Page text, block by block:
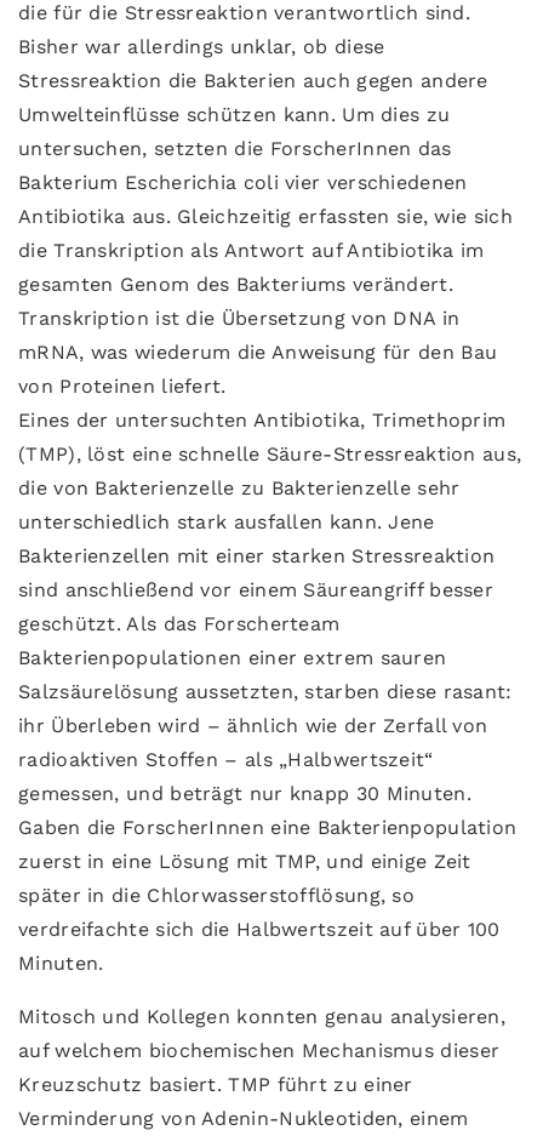
die für die Stressreaktion verantwortlich sind.
Bisher war allerdings unklar, ob diese
Stressreaktion die Bakterien auch gegen andere
Umwelteinflüsse schützen kann. Um dies zu
untersuchen, setzten die ForscherInnen das
Bakterium Escherichia coli vier verschiedenen
Antibiotika aus. Gleichzeitig erfassten sie, wie sich
die Transkription als Antwort auf Antibiotika im
gesamten Genom des Bakteriums verändert.
Transkription ist die Übersetzung von DNA in
mRNA, was wiederum die Anweisung für den Bau
von Proteinen liefert.
Eines der untersuchten Antibiotika, Trimethoprim
(TMP), löst eine schnelle Säure-Stressreaktion aus,
die von Bakterienzelle zu Bakterienzelle sehr
unterschiedlich stark ausfallen kann. Jene
Bakterienzellen mit einer starken Stressreaktion
sind anschließend vor einem Säureangriff besser
geschützt. Als das Forscherteam
Bakterienpopulationen einer extrem sauren
Salzsäurelösung aussetzten, starben diese rasant:
ihr Überleben wird – ähnlich wie der Zerfall von
radioaktiven Stoffen – als „Halbwertszeit“
gemessen, und beträgt nur knapp 30 Minuten.
Gaben die ForscherInnen eine Bakterienpopulation
zuerst in eine Lösung mit TMP, und einige Zeit
später in die Chlorwasserstofflösung, so
verdreifachte sich die Halbwertszeit auf über 100
Minuten.
Mitosch und Kollegen konnten genau analysieren,
auf welchem biochemischen Mechanismus dieser
Kreuzschutz basiert. TMP führt zu einer
Verminderung von Adenin-Nukleotiden, einem